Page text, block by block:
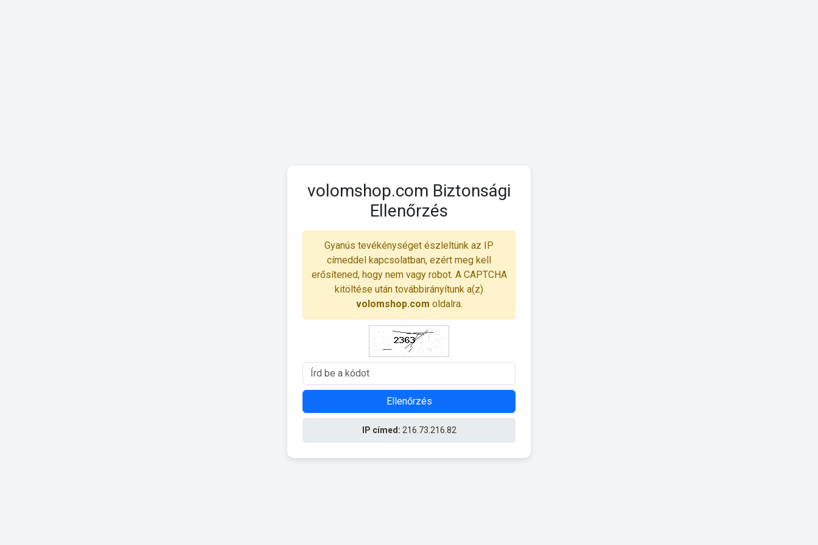
volomshop.com Biztonsági
Ellenőrzés
Gyanús tevékénységet észleltünk az IP
címeddel kapcsolatban, ezért meg kell
erősítened, hogy nem vagy robot. A CAPTCHA
kitöltése után továbbirányítunk a(z)
volomshop.com oldalra.
Ellenőrzés
IP címed: 216.73.216.82